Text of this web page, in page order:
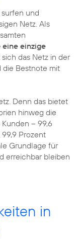
und
Netz. Als
eine einzige
das Netz in der
die Bestnote mit
Denn das bietet
hinweg die
– 99,6
Prozent
Grundlage für
erreichbar bleiben
in